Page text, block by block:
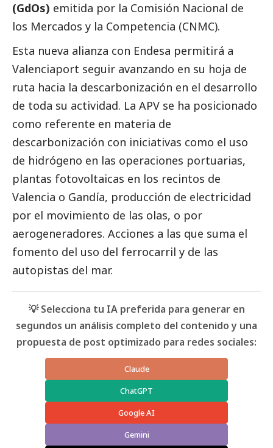
(GdOs) emitida por la Comisión Nacional de
los Mercados y la Competencia (CNMC).
Esta nueva alianza con Endesa permitirá a
Valenciaport seguir avanzando en su hoja de
ruta hacia la descarbonización en el desarrollo
de toda su actividad. La APV se ha posicionado
como referente en materia de
descarbonización con iniciativas como el uso
de hidrógeno en las operaciones portuarias,
plantas fotovoltaicas en los recintos de
Valencia o Gandía, producción de electricidad
por el movimiento de las olas, o por
aerogeneradores. Acciones a las que suma el
fomento del uso del ferrocarril y de las
autopistas del mar.
💡 Selecciona tu IA preferida para generar en
segundos un análisis completo del contenido y una
propuesta de post optimizado para redes sociales:
Claude
ChatGPT
Google AI
Gemini